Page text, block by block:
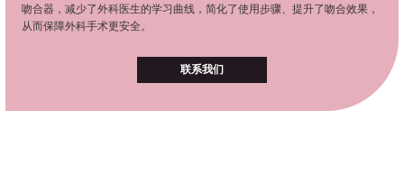
吻合器，减少了外科医生的学习曲线，简化了使用步骤、提升了吻合效果，
从而保障外科手术更安全。
联系我们